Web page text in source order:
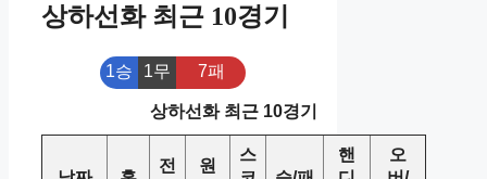
상하선화 최근 10경기
1승 1무 7패
상하선화 최근 10경기
전
원
스
핸
오